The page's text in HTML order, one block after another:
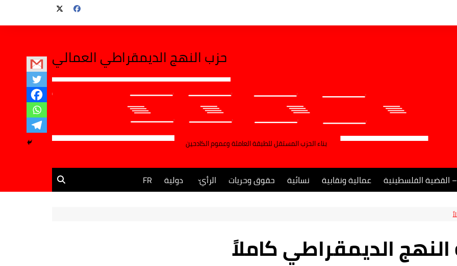
حزب النهج الديمقراطي العمالي
بناء الحزب المستقل للطبقة العاملة وعموم الكادحين
– القضية الفلسطينية عمالية ونقابية نسائية حقوق وحريات الرأي دولية FR